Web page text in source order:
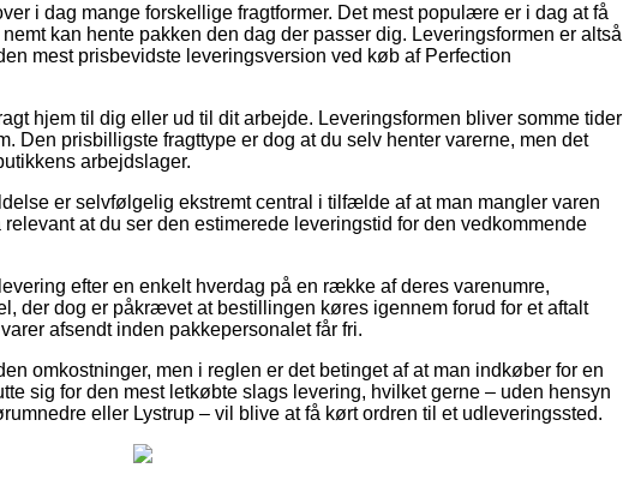
i dag mange forskellige fragtformer. Det mest populære er i dag at få
kan hente pakken den dag der passer dig. Leveringsformen er altså
mest prisbevidste leveringsversion ved køb af Perfection
hjem til dig eller ud til dit arbejde. Leveringsformen bliver somme tider
Den prisbilligste fragttype er dog at du selv henter varerne, men det
arbejdslager.
er selvfølgelig ekstremt central i tilfælde af at man mangler varen
relevant at du ser den estimerede leveringstid for den vedkommende
efter en enkelt hverdag på en række af deres varenumre,
der dog er påkrævet at bestillingen køres igennem forud for et aftalt
afsendt inden pakkepersonalet får fri.
omkostninger, men i reglen er det betinget af at man indkøber for en
sig for den mest letkøbte slags levering, hvilket gerne – uden hensyn
eller Lystrup – vil blive at få kørt ordren til et udleveringssted.